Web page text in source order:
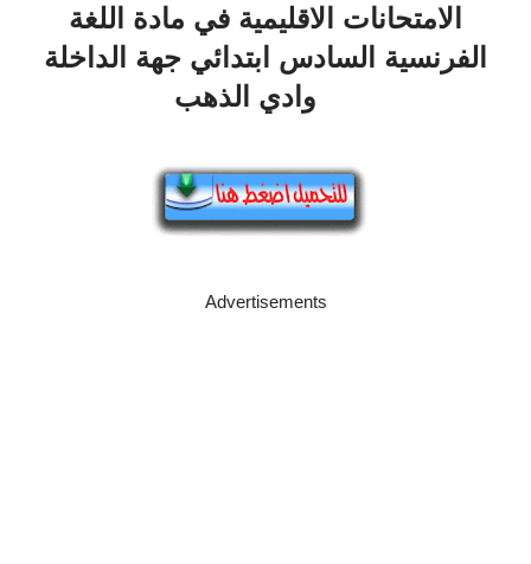
الامتحانات الاقليمية في مادة اللغة
الفرنسية السادس ابتدائي جهة الداخلة
وادي الذهب
Advertisements